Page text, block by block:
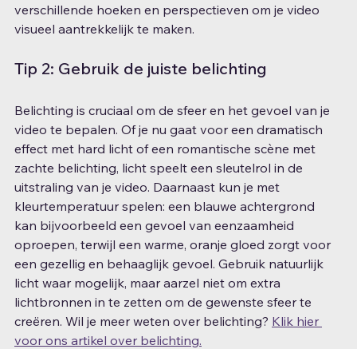
verschillende hoeken en perspectieven om je video
visueel aantrekkelijk te maken.
Tip 2: Gebruik de juiste belichting
Belichting is cruciaal om de sfeer en het gevoel van je
video te bepalen. Of je nu gaat voor een dramatisch
effect met hard licht of een romantische scène met
zachte belichting, licht speelt een sleutelrol in de
uitstraling van je video. Daarnaast kun je met
kleurtemperatuur spelen: een blauwe achtergrond
kan bijvoorbeeld een gevoel van eenzaamheid
oproepen, terwijl een warme, oranje gloed zorgt voor
een gezellig en behaaglijk gevoel. Gebruik natuurlijk
licht waar mogelijk, maar aarzel niet om extra
lichtbronnen in te zetten om de gewenste sfeer te
creëren. Wil je meer weten over belichting? Klik hier
voor ons artikel over belichting.